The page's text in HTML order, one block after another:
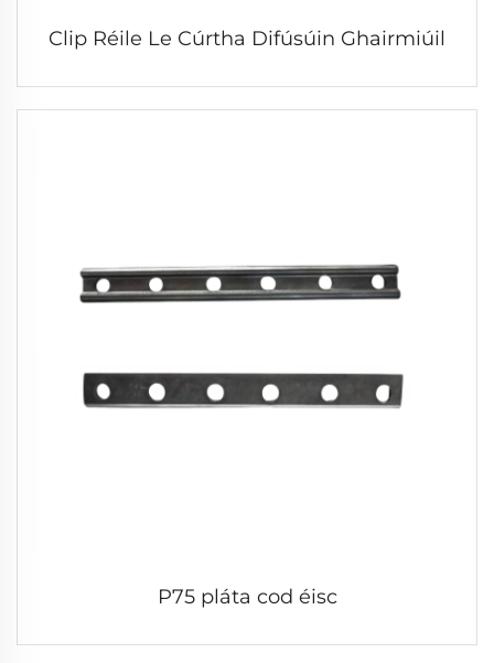
Clip Réile Le Cúrtha Difúsúin Ghairmiúil
P75 pláta cod éisc